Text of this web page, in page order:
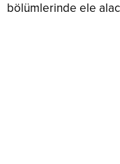
bölümlerinde ele